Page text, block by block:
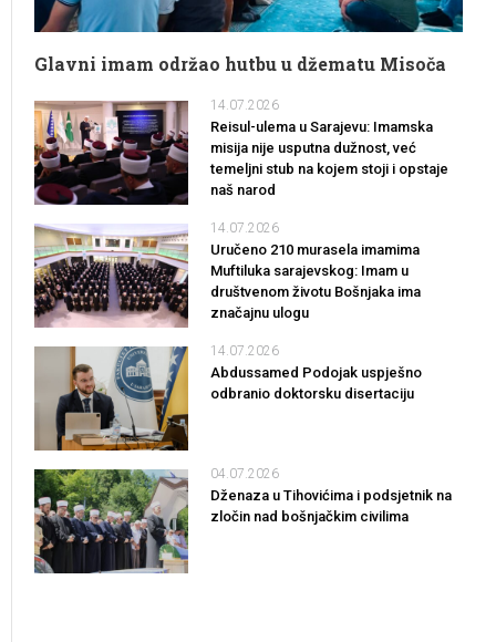
Glavni imam održao hutbu u džematu Misoča
14.07.2026
Reisul-ulema u Sarajevu: Imamska
misija nije usputna dužnost, već
temeljni stub na kojem stoji i opstaje
naš narod
14.07.2026
Uručeno 210 murasela imamima
Muftiluka sarajevskog: Imam u
društvenom životu Bošnjaka ima
značajnu ulogu
14.07.2026
Abdussamed Podojak uspješno
odbranio doktorsku disertaciju
04.07.2026
Dženaza u Tihovićima i podsjetnik na
zločin nad bošnjačkim civilima